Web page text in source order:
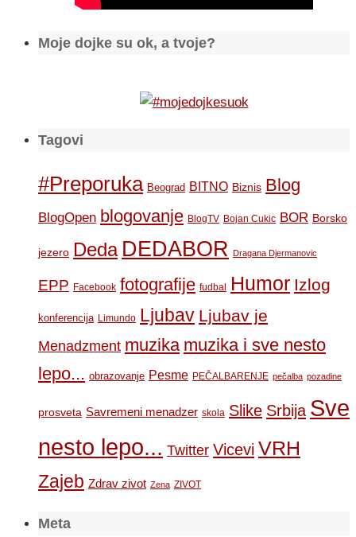
Moje dojke su ok, a tvoje?
Tagovi
#Preporuka Beograd BITNO Biznis Blog
BlogOpen blogovanje BlogTV Bojan Cukic BOR Borsko
jezero Deda DEDABOR Dragana Djermanovic
EPP Facebook fotografije fudbal Humor Izlog
konferencija Limundo Ljubav Ljubav je
Menadzment muzika muzika i sve nesto
lepo... obrazovanje Pesme PEČALBARENJE pečalba pozadine
prosveta Savremeni menadzer skola Slike Srbija Sve
nesto lepo... Twitter Vicevi VRH
Zajeb Zdrav zivot Zena ZIVOT
Meta